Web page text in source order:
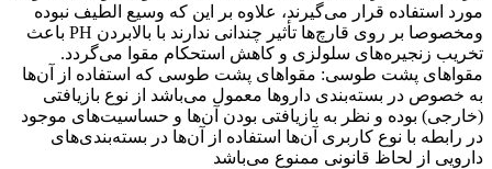
مورد استفاده قرار می‌گیرند، علاوه بر این که وسیع الطیف نبوده
ومخصوصا بر روی قارچ‌ها تأثیر چندانی ندارند با بالابردن PH باعث
تخریب زنجیره‌های سلولزی و کاهش استحکام مقوا می‌گردد.
مقواهای پشت طوسی: مقواهای پشت طوسی که استفاده از آن‌ها
به خصوص در بسته‌بندی داروها معمول می‌باشد از نوع بازیافتی
(خارجی) بوده و نظر به بازیافتی بودن آن‌ها و حساسیت‌های موجود
در رابطه با نوع کاربری آن‌ها استفاده از آن‌ها در بسته‌بندی‌های
دارویی از لحاظ قانونی ممنوع می‌باشد